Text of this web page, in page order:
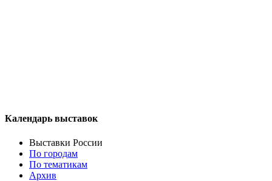
Календарь выставок
Выставки России
По городам
По тематикам
Архив